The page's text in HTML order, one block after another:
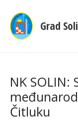
Grad
NK SOLIN:
Čitluku